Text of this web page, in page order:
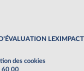
LEXIMPACT
des cookies
60 00